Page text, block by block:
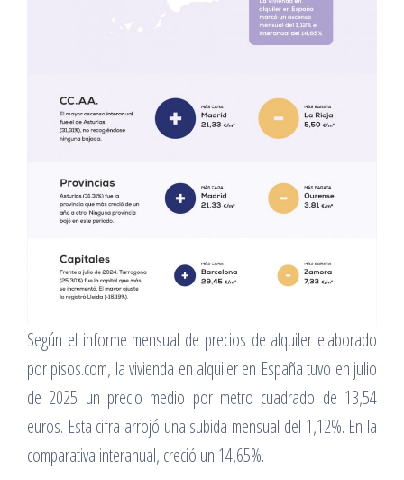
Según el informe mensual de precios de alquiler elaborado
por pisos.com, la vivienda en alquiler en España tuvo en julio
de 2025 un precio medio por metro cuadrado de 13,54
euros. Esta cifra arrojó una subida mensual del 1,12%. En la
comparativa interanual, creció un 14,65%.